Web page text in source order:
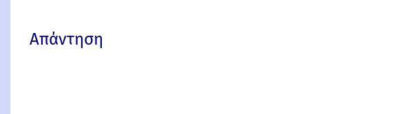
Απάντηση